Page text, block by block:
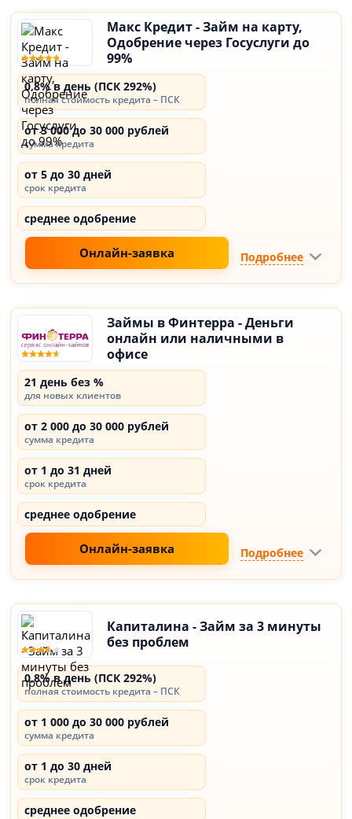
Макс Кредит - Займ на карту,
Одобрение через Госуслуги до
99%
0,8% в день (ПСК 292%)
полная стоимость кредита – ПСК
от 3 000 до 30 000 рублей
сумма кредита
от 5 до 30 дней
срок кредита
среднее одобрение
Онлайн-заявка Подробнее
Займы в Финтерра - Деньги
онлайн или наличными в
офисе
21 день без %
для новых клиентов
от 2 000 до 30 000 рублей
сумма кредита
от 1 до 31 дней
срок кредита
среднее одобрение
Онлайн-заявка Подробнее
Капиталина - Займ за 3 минуты
без проблем
0,8% в день (ПСК 292%)
полная стоимость кредита – ПСК
от 1 000 до 30 000 рублей
сумма кредита
от 1 до 30 дней
срок кредита
среднее одобрение